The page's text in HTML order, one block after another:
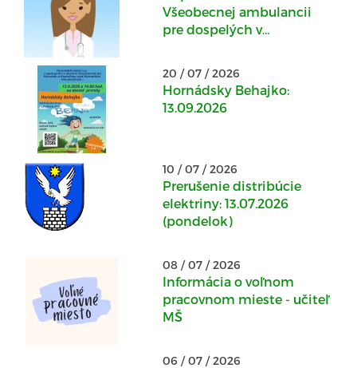
Všeobecnej ambulancii
pre dospelých v
22.07.2026
20 / 07 / 2026
Hornádsky Behajko:
13.09.2026
10 / 07 / 2026
Prerušenie distribúcie
elektriny: 13.07.2026
(pondelok)
08 / 07 / 2026
Informácia o voľnom
pracovnom mieste - učiteľ
MŠ
06 / 07 / 2026